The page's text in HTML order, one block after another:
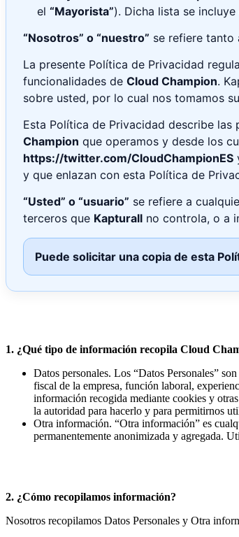
el “Mayorista”). Dicha lista se incluye
“Nosotros” o “nuestro” se refiere tanto
La presente Política de Privacidad
funcionalidades de Cloud Champion.
sobre usted, por lo cual nos tomamos
Esta Política de Privacidad describe
Champion que operamos y desde los
https://twitter.com/CloudChampionES
y que enlazan con esta Política de
“Usted” o “usuario” se refiere a
terceros que Kapturall no controla, o a
Puede solicitar una copia de esta
1. ¿Qué tipo de información recopila Cloud
Datos personales. Los “Datos Personales”
fiscal de la empresa, función laboral,
información recogida mediante cookies y
la autoridad para hacerlo y para permitirnos
Otra información. “Otra información” es
permanentemente anonimizada y agregada.
2. ¿Cómo recopilamos información?
Nosotros recopilamos Datos Personales y Otra